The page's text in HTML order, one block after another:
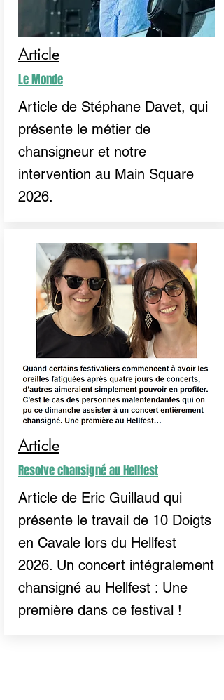
Article
Le Monde
Article de Stéphane Davet, qui
présente le métier de
chansigneur et notre
intervention au Main Square
2026.
Article
Resolve chansigné au Hellfest
Article de Eric Guillaud qui
présente le travail de 10 Doigts
en Cavale lors du Hellfest
2026. Un concert intégralement
chansigné au Hellfest : Une
première dans ce festival !